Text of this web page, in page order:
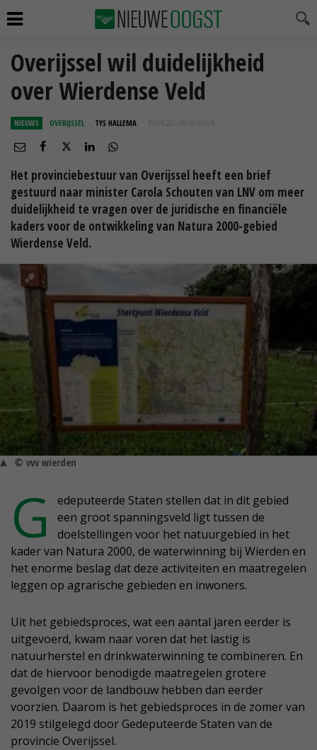
Overijssel wil duidelijkheid
over Wierdense Veld
NIEUWS OVERIJSSEL TYS HALLEMA 30 APR 2021 OM 09:00
Het provinciebestuur van Overijssel heeft een brief
gestuurd naar minister Carola Schouten van LNV om meer
duidelijkheid te vragen over de juridische en financiële
kaders voor de ontwikkeling van Natura 2000-gebied
Wierdense Veld.
© vvv wierden
G
edeputeerde Staten stellen dat in dit gebied
een groot spanningsveld ligt tussen de
doelstellingen voor het natuurgebied in het
kader van Natura 2000, de waterwinning bij Wierden en
het enorme beslag dat deze activiteiten en maatregelen
leggen op agrarische gebieden en inwoners.
Uit het gebiedsproces, wat een aantal jaren eerder is
uitgevoerd, kwam naar voren dat het lastig is
natuurherstel en drinkwaterwinning te combineren. En
dat de hiervoor benodigde maatregelen grotere
gevolgen voor de landbouw hebben dan eerder
voorzien. Daarom is het gebiedsproces in de zomer van
2019 stilgelegd door Gedeputeerde Staten van de
provincie Overijssel.